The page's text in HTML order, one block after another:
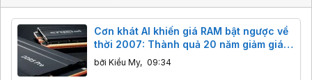
Cơn khát AI khiến giá RAM bật ngược về
thời 2007: Thành quả 20 năm giảm giá
"bốc hơi" chỉ sau vài tháng
bởi Kiều My, 09:34